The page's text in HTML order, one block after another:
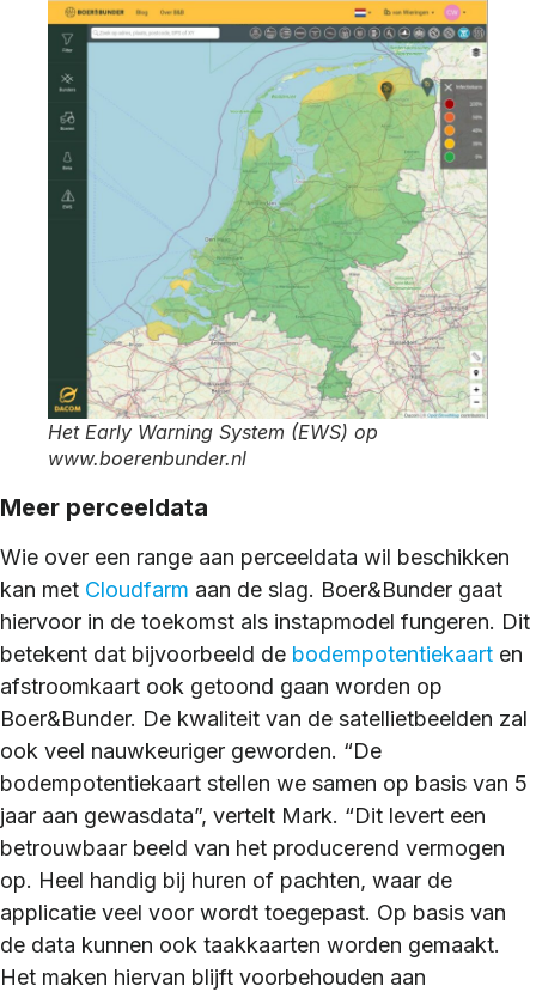
Het Early Warning System (EWS) op
www.boerenbunder.nl
Meer perceeldata
Wie over een range aan perceeldata wil beschikken
kan met Cloudfarm aan de slag. Boer&Bunder gaat
hiervoor in de toekomst als instapmodel fungeren. Dit
betekent dat bijvoorbeeld de bodempotentiekaart en
afstroomkaart ook getoond gaan worden op
Boer&Bunder. De kwaliteit van de satellietbeelden zal
ook veel nauwkeuriger geworden. “De
bodempotentiekaart stellen we samen op basis van 5
jaar aan gewasdata”, vertelt Mark. “Dit levert een
betrouwbaar beeld van het producerend vermogen
op. Heel handig bij huren of pachten, waar de
applicatie veel voor wordt toegepast. Op basis van
de data kunnen ook taakkaarten worden gemaakt.
Het maken hiervan blijft voorbehouden aan